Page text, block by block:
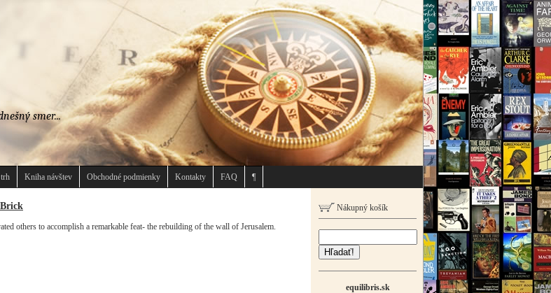
smer...
Kniha návštev Obchodné podmienky Kontakty FAQ ¶
others to accomplish a remarkable feat- the rebuilding of the wall of Jerusalem.
Nákupný košík
Hľadať!
equilibris.sk